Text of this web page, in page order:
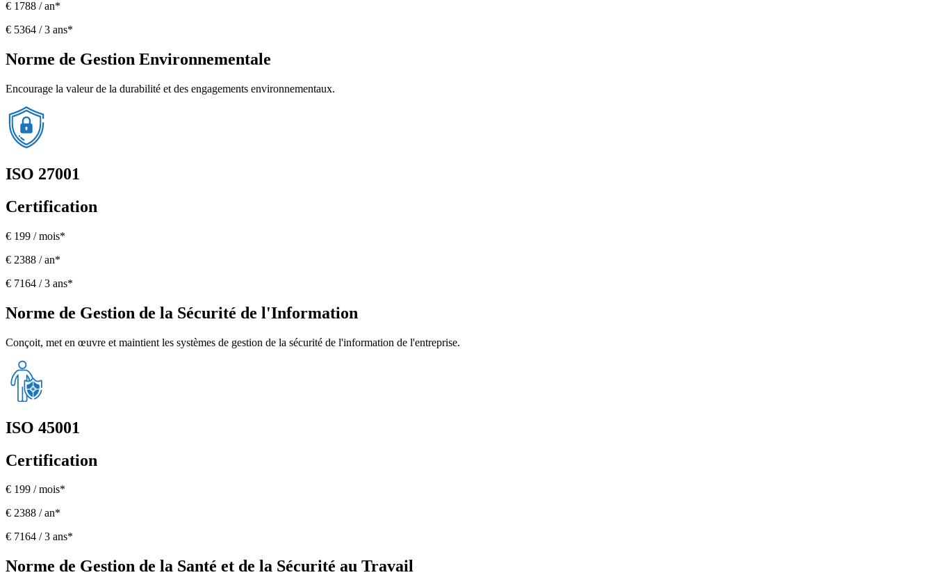
€ 1788 / an*
€ 5364 / 3 ans*
Norme de Gestion Environnementale
Encourage la valeur de la durabilité et des engagements environnementaux.
ISO 27001
Certification
€ 199 / mois*
€ 2388 / an*
€ 7164 / 3 ans*
Norme de Gestion de la Sécurité de l'Information
Conçoit, met en œuvre et maintient les systèmes de gestion de la sécurité de l'information de l'entreprise.
ISO 45001
Certification
€ 199 / mois*
€ 2388 / an*
€ 7164 / 3 ans*
Norme de Gestion de la Santé et de la Sécurité au Travail